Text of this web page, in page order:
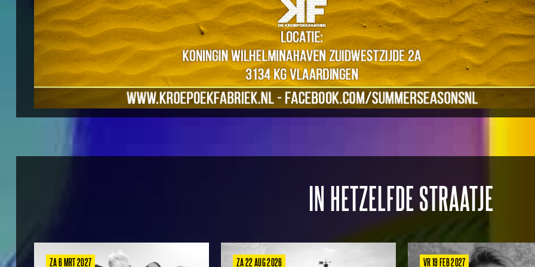
IN HETZELFDE STRAATJE
ZA 6 MRT 2027 ZA 22 AUG 2026 VR 19 FEB 2027